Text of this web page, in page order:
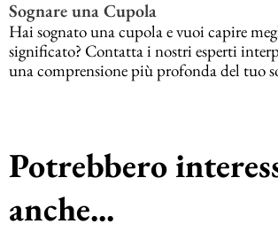
Sognare una Cupola
Hai sognato una cupola e vuoi capire
significato? Contatta i nostri esperti
una comprensione più profonda del tuo
Potrebbero
anche...